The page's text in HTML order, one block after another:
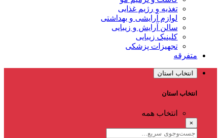
تغذیه و رژیم غذایی
لوازم آرایشی و بهداشتی
سالن آرایش و زیبایی
کلینیک زیبایی
تجهیزات پزشکی
متفرقه
انتخاب استان
انتخاب استان
انتخاب همه
×